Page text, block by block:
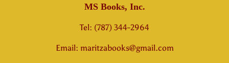
MS Books, Inc.
Tel: (787) 344-2964
Email: maritzabooks@gmail.com